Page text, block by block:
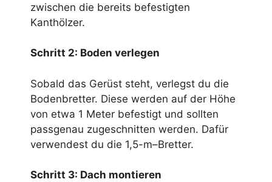
zwischen die bereits befestigten
Kanthölzer.
Schritt 2: Boden verlegen
Sobald das Gerüst steht, verlegst du die
Bodenbretter. Diese werden auf der Höhe
von etwa 1 Meter befestigt und sollten
passgenau zugeschnitten werden. Dafür
verwendest du die 1,5-m–Bretter.
Schritt 3: Dach montieren